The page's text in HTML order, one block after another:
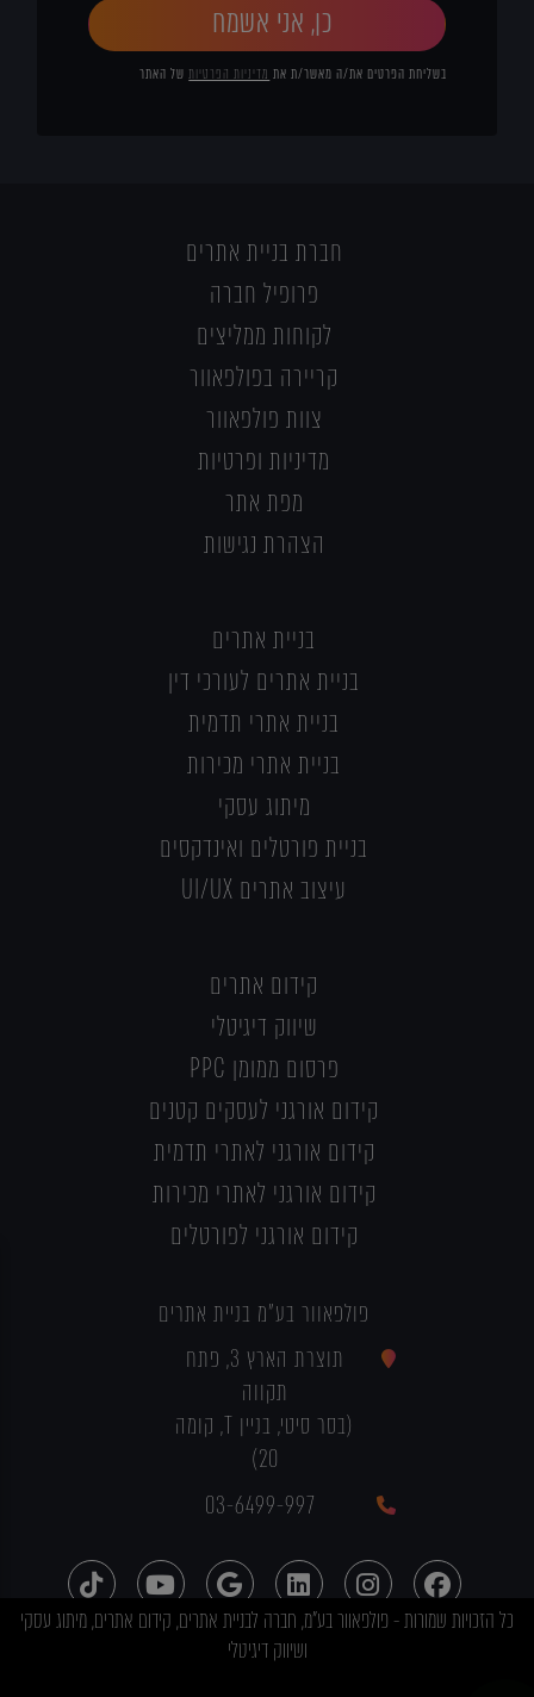
כן, אני אשמח
בשליחת הפרטים את/ה מאשר/ת את מדיניות הפרטיותשל האתר
חברת בניית אתרים
פרופיל חברה
לקוחות ממליצים
קריירה בפולפאוור
צוות פולפאוור
מדיניות ופרטיות
מפת אתר
הצהרת נגישות
בניית אתרים
בניית אתרים לעורכי דין
בניית אתרי תדמית
בניית אתרי מכירות
מיתוג עסקי
בניית פורטלים ואינדקסים
עיצוב אתרים UI/UX
קידום אתרים
שיווק דיגיטלי
פרסום ממומן PPC
קידום אורגני לעסקים קטנים
קידום אורגני לאתרי תדמית
קידום אורגני לאתרי מכירות
קידום אורגני לפורטלים
פולפאוור בע"מ בניית אתרים
תוצרת הארץ 3, פתח
תקווה
(בסר סיטי, בניין T, קומה
20)
03-6499-997
כל הזכויות שמורות - פולפאוור בע"מ, חברה לבניית אתרים, קידום אתרים, מיתוג עסקי
ושיווק דיגיטלי